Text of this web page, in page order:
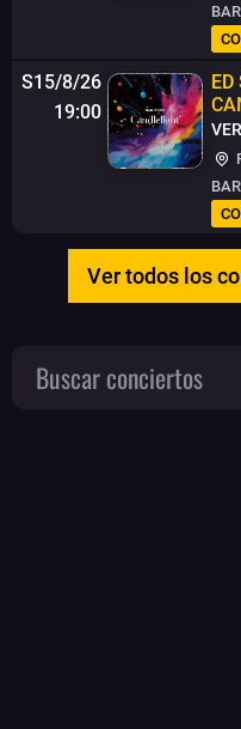
S15/8/26
19:00
ED
Ver todos los
Buscar conciertos